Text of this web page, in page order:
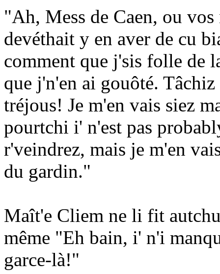
"Ah, Mess de Caen, ou
devéthait y en aver de cu
comment que j'sis folle de
que j'n'en ai gouôté.
tréjous! Je m'en vais siez
pourtchi i' n'est pas
r'veindrez, mais je m'en
du gardin."
Maît'e Cliem ne li fit
même "Eh bain, i' n'i
garce-là!"